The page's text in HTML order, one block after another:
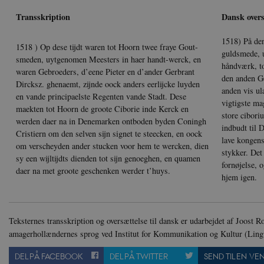
Transskription Dansk
1518 ) Op dese tijdt waren tot Hoorn twee fraye Gout-
smeden, uytgenomen Meesters in haer handt-werck, en
waren Gebroeders, d’eene Pieter en d’ander Gerbrant
Dircksz. ghenaemt, zijnde oock anders eerlijcke luyden
en vande principaelste Regenten vande Stadt. Dese
maekten tot Hoorn de groote Ciborie inde Kerck en
werden daer na in Denemarken ontboden byden Coningh
Cristiern om den selven sijn signet te steecken, en oock
om verscheyden ander stucken voor hem te wercken, dien
sy een wijltijdts dienden tot sijn genoeghen, en quamen
daer na met groote geschenken werder t’huys.
1518) På
guldsmede,
håndværk,
den anden
anden vis
vigtigste
store
indbudt til
lave
stykker.
fornøjelse,
hjem igen.
Teksternes transskription og oversættelse til dansk er udarbejdet af Joost
amagerhollændernes sprog ved Institut for Kommunikation og Kultur
DEL PÅ FACEBOOK DEL PÅ TWITTER SEND TIL EN VEN
XSRF-TOKEN
__cf_bm
Navn
nmstat
h5pcomsession
CloudFront-
Signature
Navn
VISITOR_INFO1_LIVE
NID
Navn
cf_clearance
Navn
_cfuvid